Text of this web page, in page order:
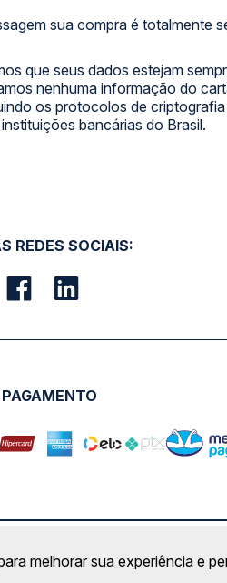
sua compra é totalmente
que seus dados estejam
nenhuma informação do
os protocolos de
bancárias do Brasil.
REDES SOCIAIS:
163 - Sala 02 - Condomínio
melhorar sua experiência e